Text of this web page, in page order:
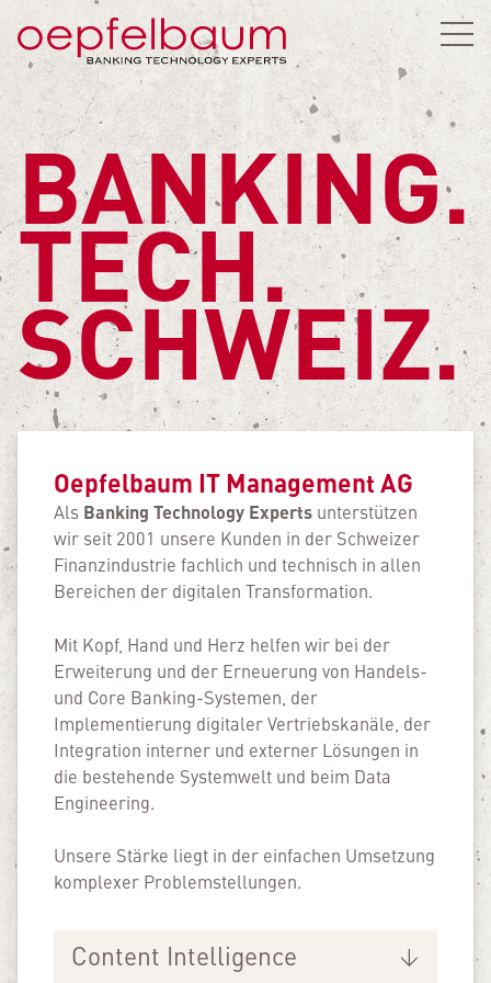
BANKING.
TECH.
SCHWEIZ.
Oepfelbaum IT Management AG
Als Banking Technology Expertsunterstützen
wir seit 2001 unsere Kunden in der Schweizer
Finanz­industrie fachlich und technisch in allen
Bereichen der digitalen Transformation.
Mit Kopf, Hand und Herz helfen wir bei der
Erweiterung und der Erneuerung von Handels-
und Core Banking-Systemen, der
Implementierung digitaler Vertriebs­kanäle, der
Integration interner und externer Lösungen in
die bestehende Systemwelt und beim Data
Engineering.
Unsere Stärke liegt in der einfachen Umsetzung
komplexer Problemstellungen.
Content Intelligence